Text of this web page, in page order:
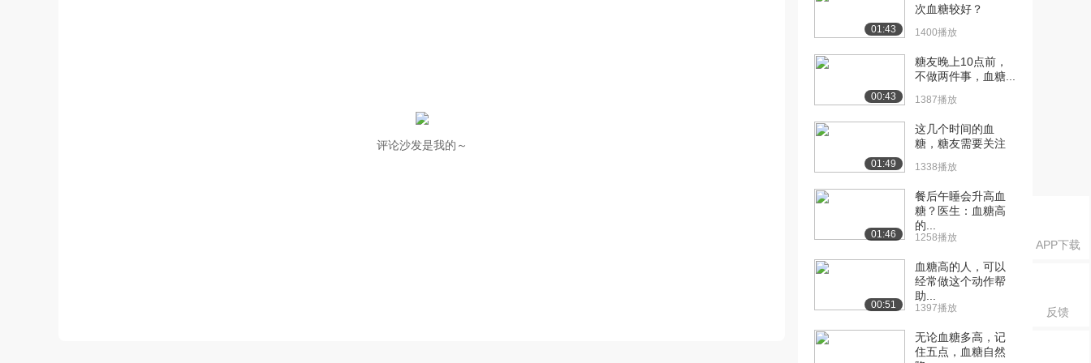
APP下载
反馈
评论沙发是我的～
01:43
次血糖较好？
1400播放
00:43
糖友晚上10点前，
不做两件事，血糖...
1387播放
01:49
这几个时间的血
糖，糖友需要关注
1338播放
01:46
餐后午睡会升高血
糖？医生：血糖高
的...
1258播放
00:51
血糖高的人，可以
经常做这个动作帮
助...
1397播放
无论血糖多高，记
住五点，血糖自然